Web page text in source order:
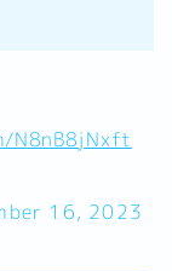
N8nB8jNxft
16, 2023